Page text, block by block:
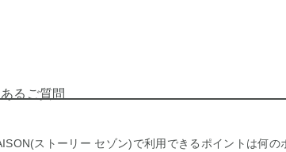
るご質問
ストーリー セゾン)で利用できるポイントは何の